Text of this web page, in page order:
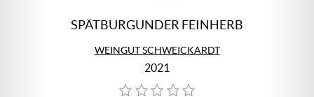
SPÄTBURGUNDER FEINHERB
WEINGUT SCHWEICKARDT
2021